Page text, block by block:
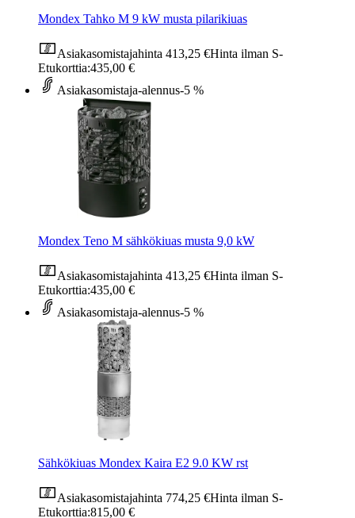
Mondex Tahko M 9 kW musta pilarikiuas
Asiakasomistajahinta 413,25 €Hinta ilman S-
Etukorttia:435,00 €
Asiakasomistaja-alennus-5 %
Mondex Teno M sähkökiuas musta 9,0 kW
Asiakasomistajahinta 413,25 €Hinta ilman S-
Etukorttia:435,00 €
Asiakasomistaja-alennus-5 %
Sähkökiuas Mondex Kaira E2 9.0 KW rst
Asiakasomistajahinta 774,25 €Hinta ilman S-
Etukorttia:815,00 €